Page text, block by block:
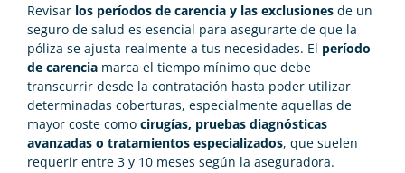
Revisar los períodos de carencia y las exclusiones de un
seguro de salud es esencial para asegurarte de que la
póliza se ajusta realmente a tus necesidades. El período
de carencia marca el tiempo mínimo que debe
transcurrir desde la contratación hasta poder utilizar
determinadas coberturas, especialmente aquellas de
mayor coste como cirugías, pruebas diagnósticas
avanzadas o tratamientos especializados, que suelen
requerir entre 3 y 10 meses según la aseguradora.